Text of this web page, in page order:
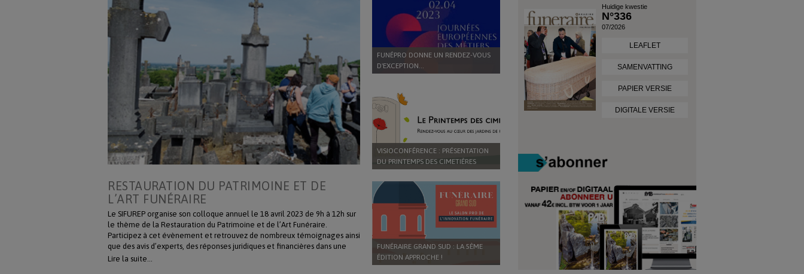
RESTAURATION DU PATRIMOINE ET DE
L’ART FUNÉRAIRE
Le SIFUREP organise son colloque annuel le 18 avril 2023 de 9h à 12h sur
le thème de la Restauration du Patrimoine et de l’Art Funéraire.
Participez à cet évènement et retrouvez de nombreux témoignages ainsi
que des avis d’experts, des réponses juridiques et financières dans une
ambiance conviviale à la tour Vivacity (155 rue de Bercy 75012 Paris).
Lire la suite…
FUNÉPRO DONNE UN RENDEZ-VOUS
D'EXCEPTION...
VISIOCONFÉRENCE : PRÉSENTATION
DU PRINTEMPS DES CIMETIÈRES
FUNÉRAIRE GRAND SUD : LA 5ÈME
ÉDITION APPROCHE !
Huidige kwestie
N°336
07/2026
LEAFLET
SAMENVATTING
PAPIER VERSIE
DIGITALE VERSIE